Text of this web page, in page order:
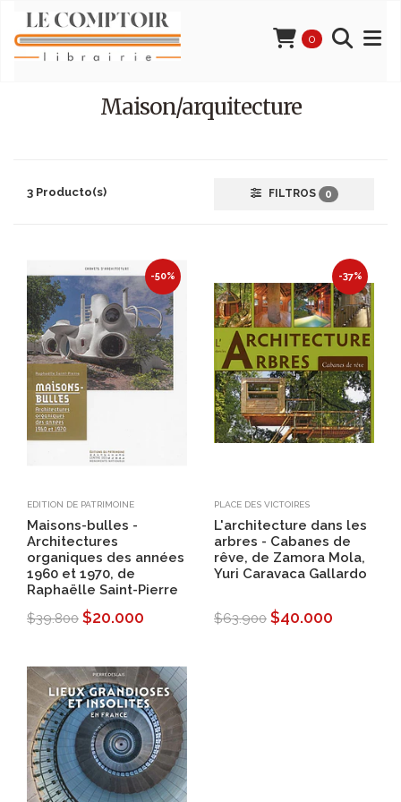
0
Maison/arquitecture
3 Producto(s) FILTROS 0
-50%
EDITION DE PATRIMOINE
Maisons-bulles -
Architectures
organiques des années
1960 et 1970, de
Raphaëlle Saint-Pierre
$39.800 $20.000
-37%
PLACE DES VICTOIRES
L'architecture dans les
arbres - Cabanes de
rêve, de Zamora Mola,
Yuri Caravaca Gallardo
$63.900 $40.000